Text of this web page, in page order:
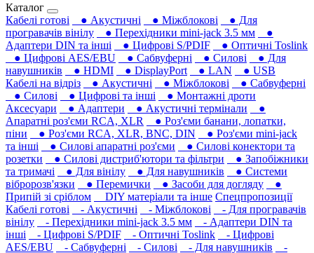
Каталог
Кабелі готові
● Акустичні ● Міжблокові
● Для
програвачів вінілу
● Перехідники mini-jack 3.5 мм
●
Адаптери DIN та інші
● Цифрові S/PDIF
● Оптичні Toslink
● Цифрові AES/EBU
● Сабвуферні ● Силові
● Для
навушників‎
● HDMI ● DisplayPort ● LAN
● USB
Кабелі на відріз
● Акустичні ● Міжблокові
● Сабвуферні
● Силові
● Цифрові та інші
● Монтажні дроти
Аксесуари
● Адаптери ● Акустичні термінали
●
Апаратні роз'єми RCA, XLR
● Роз'єми банани, лопатки,
піни
● Роз'єми RCA, XLR, BNC, DIN
● Роз'єми mini-jack
та інші
● Силові апаратні роз'єми
● Силові конектори та
розетки
● Силові дистриб'ютори та фільтри
● Запобіжники
та тримачі
● Для вінілу ● Для навушників‎
● Системи
вібророзв'язки
● Перемички ● Засоби для догляду
●
Припій зі сріблом
DIY матеріали та інше Спецпропозиції
Кабелі готові
- Акустичні - Міжблокові
- Для програвачів
вінілу
- Перехідники mini-jack 3.5 мм
- Адаптери DIN та
інші
- Цифрові S/PDIF - Оптичні Toslink
- Цифрові
AES/EBU
- Сабвуферні - Силові - Для навушників‎
-